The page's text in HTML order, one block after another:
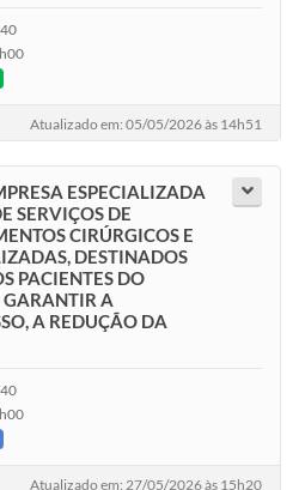
Atualizado em: 05/05/2026 às 14h51
ESPECIALIZADA
SERVIÇOS DE
CIRÚRGICOS E
DESTINADOS
PACIENTES DO
A
A REDUÇÃO DA
Atualizado em: 27/05/2026 às 15h20